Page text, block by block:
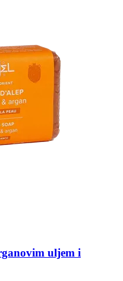
uljem i